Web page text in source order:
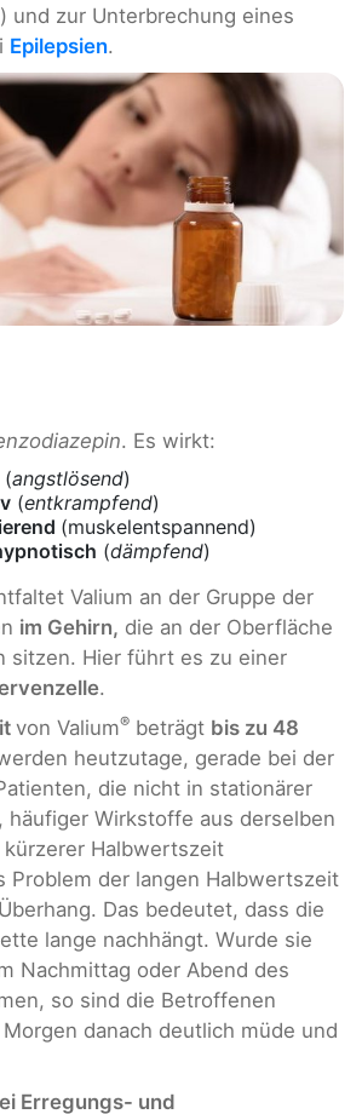
und zur Unterbrechung eines
Epilepsien.
. Es wirkt:
(angstlösend)
(entkrampfend)
(muskelentspannend)
(dämpfend)
Valium an der Gruppe der
im Gehirn, die an der Oberfläche
sitzen. Hier führt es zu einer
.
von Valium® beträgt bis zu 48
heutzutage, gerade bei der
die nicht in stationärer
häufiger Wirkstoffe aus derselben
kürzerer Halbwertszeit
Problem der langen Halbwertszeit
Das bedeutet, dass die
lange nachhängt. Wurde sie
Nachmittag oder Abend des
so sind die Betroffenen
danach deutlich müde und
Erregungs- und